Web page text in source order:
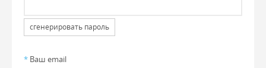
сгенерировать пароль
* Ваш email